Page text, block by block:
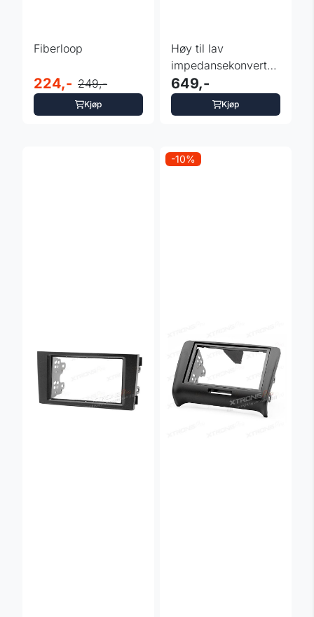
Fiberloop
224,- 249,-
Kjøp
Høy til lav
impedansekonverter
til A3/A4/TT
649,-
Kjøp
-10%